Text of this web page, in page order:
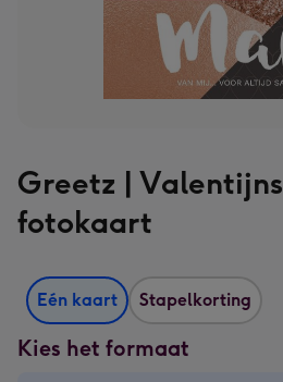
Greetz |
fotokaart
Eén kaart Stapelkorting
Kies het formaat